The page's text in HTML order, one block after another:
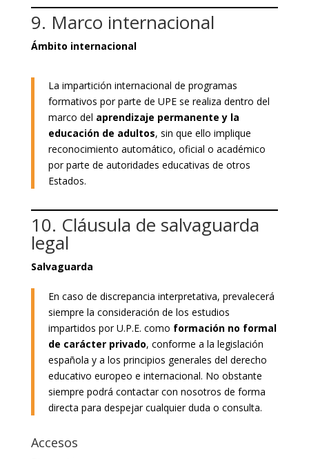
9. Marco internacional
Ámbito internacional
La impartición internacional de programas
formativos por parte de UPE se realiza dentro del
marco del aprendizaje permanente y la
educación de adultos, sin que ello implique
reconocimiento automático, oficial o académico
por parte de autoridades educativas de otros
Estados.
10. Cláusula de salvaguarda
legal
Salvaguarda
En caso de discrepancia interpretativa, prevalecerá
siempre la consideración de los estudios
impartidos por U.P.E. como formación no formal
de carácter privado, conforme a la legislación
española y a los principios generales del derecho
educativo europeo e internacional. No obstante
siempre podrá contactar con nosotros de forma
directa para despejar cualquier duda o consulta.
Accesos